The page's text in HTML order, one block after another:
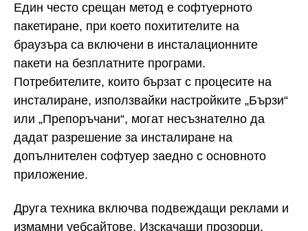
Един често срещан метод е софтуерното
пакетиране, при което похитителите на
браузъра са включени в инсталационните
пакети на безплатните програми.
Потребителите, които бързат с процесите на
инсталиране, използвайки настройките „Бързи“
или „Препоръчани“, могат несъзнателно да
дадат разрешение за инсталиране на
допълнителен софтуер заедно с основното
приложение.
Друга техника включва подвеждащи реклами и
измамни уебсайтове. Изскачащи прозорци,